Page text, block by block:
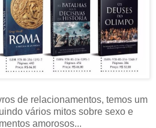
de relacionamentos, temos um
vários mitos sobre sexo e
amorosos...